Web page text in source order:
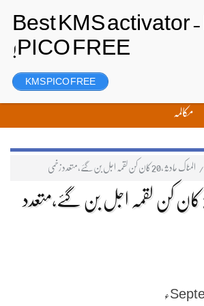
رجسٹر
مکالمہ
/ المناک حادثہ،20 کان کن لقمہ اجل بن گئے،متعدد زخمی
المناک حادثہ،20 کان کن لقمہ اجل بن گئے،متعدد
KMS PICO FREE